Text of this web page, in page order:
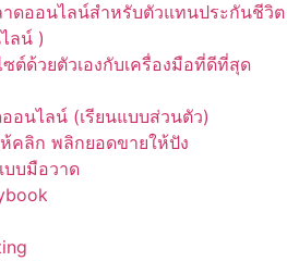
ดออนไลน์สำหรับตัวแทนประกันชีวิต
ลน์ )
ซต์ด้วยตัวเองกับเครื่องมือที่ดีที่สุด
อนไลน์ (เรียนแบบส่วนตัว)
คลิก พลิกยอดขายให้ปัง
บบมือวาด